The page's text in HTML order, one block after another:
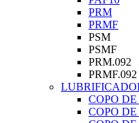
PRM
PRMF
PSM
PSMF
PRM.092
PRMF.092
COPO
COPO